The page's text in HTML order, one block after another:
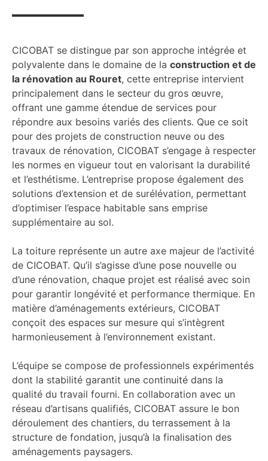
CICOBAT se distingue par son approche intégrée et
polyvalente dans le domaine de la construction et de
la rénovation au Rouret, cette entreprise intervient
principalement dans le secteur du gros œuvre,
offrant une gamme étendue de services pour
répondre aux besoins variés des clients. Que ce soit
pour des projets de construction neuve ou des
travaux de rénovation, CICOBAT s’engage à respecter
les normes en vigueur tout en valorisant la durabilité
et l’esthétisme. L’entreprise propose également des
solutions d’extension et de surélévation, permettant
d’optimiser l’espace habitable sans emprise
supplémentaire au sol.
La toiture représente un autre axe majeur de l’activité
de CICOBAT. Qu’il s’agisse d’une pose nouvelle ou
d’une rénovation, chaque projet est réalisé avec soin
pour garantir longévité et performance thermique. En
matière d’aménagements extérieurs, CICOBAT
conçoit des espaces sur mesure qui s’intègrent
harmonieusement à l’environnement existant.
L’équipe se compose de professionnels expérimentés
dont la stabilité garantit une continuité dans la
qualité du travail fourni. En collaboration avec un
réseau d’artisans qualifiés, CICOBAT assure le bon
déroulement des chantiers, du terrassement à la
structure de fondation, jusqu’à la finalisation des
aménagements paysagers.